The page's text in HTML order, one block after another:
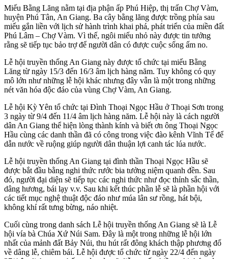
Miếu Bằng Lăng nằm tại địa phận ấp Phú Hiệp, thị trấn Chợ Vàm,
huyện Phú Tân, An Giang. Ba cây bằng lăng được trồng phía sau
miếu gắn liền với lịch sử hành trình khai phá, phát triển của miền đất
Phú Lâm – Chợ Vàm. Vì thế, ngôi miếu nhỏ này được tin tưởng
rằng sẽ tiếp tục bảo trợ để người dân có được cuộc sống ấm no.
Lễ hội truyền thống An Giang này được tổ chức tại miếu Bằng
Lăng từ ngày 15/3 đến 16/3 âm lịch hàng năm. Tuy không có quy
mô lớn như những lễ hội khác nhưng đây vẫn là một trong những
nét văn hóa độc đáo của vùng Chợ Vàm, An Giang.
Lễ hội Kỳ Yên tổ chức tại Đình Thoại Ngọc Hầu ở Thoại Sơn trong
3 ngày từ 9/4 đến 11/4 âm lịch hàng năm. Lễ hội này là cách người
dân An Giang thể hiện lòng thành kính và biết ơn ông Thoại Ngọc
Hầu cùng các danh thần đã có công trong việc đào kênh Vĩnh Tế để
dẫn nước về ruộng giúp người dân thuận lợi canh tác lúa nước.
Lễ hội truyền thống An Giang tại đình thần Thoại Ngọc Hầu sẽ
được bắt đầu bằng nghi thức rước bia tưởng niệm quanh đền. Sau
đó, người đại diện sẽ tiếp tục các nghi thức như đọc thỉnh sắc thần,
dâng hương, bái lạy v.v. Sau khi kết thúc phần lễ sẽ là phần hội với
các tiết mục nghệ thuật độc đáo như múa lân sư rồng, hát bội,
không khí rất tưng bừng, náo nhiệt.
Cuối cùng trong danh sách Lễ hội truyền thống An Giang sẽ là Lễ
hội vía bà Chúa Xứ Núi Sam. Đây là một trong những lễ hội lớn
nhất của mảnh đất Bảy Núi, thu hút rất đông khách thập phương đổ
về dâng lễ, chiêm bái. Lễ hội được tổ chức từ ngày 22/4 đến ngày